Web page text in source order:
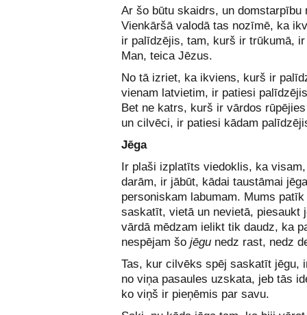
Ar šo būtu skaidrs, un domstarpību
Vienkāršā valodā tas nozīmē, ka
ir palīdzējis, tam, kurš ir trūkumā,
Man, teica Jēzus.
No tā izriet, ka ikviens, kurš ir
vienam latvietim, ir patiesi
Bet ne katrs, kurš ir vārdos
un cilvēci, ir patiesi kādam
Jēga
Ir plaši izplatīts viedoklis, ka
darām, ir jābūt, kādai taustāmai
personiskam labumam. Mums
saskatīt, vietā un nevietā, piesaukt
vārdā mēdzam ielikt tik daudz, ka
nespējam šo jēgu nedz rast, nedz
Tas, kur cilvēks spēj saskatīt jēgu,
no viņa pasaules uzskata, jeb tās
ko viņš ir pieņēmis par savu.